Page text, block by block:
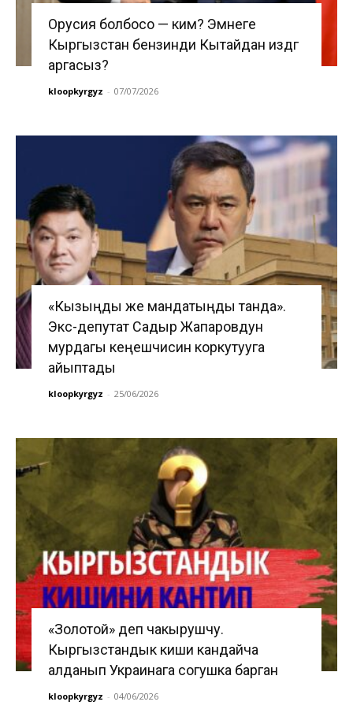
Орусия болбосо — ким? Эмнеге
Кыргызстан бензинди Кытайдан издөөгө
аргасыз?
kloopkyrgyz - 07/07/2026
«Кызыңды же мандатыңды танда».
Экс-депутат Садыр Жапаровдун
мурдагы кеңешчисин коркутууга
айыптады
kloopkyrgyz - 25/06/2026
«Золотой» деп чакырушчу.
Кыргызстандык киши кандайча
алданып Украинага согушка барган
kloopkyrgyz - 04/06/2026